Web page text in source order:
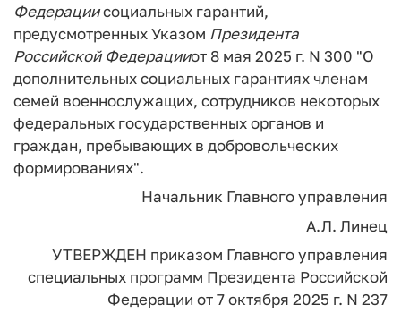
Федерациисоциальных гарантий,
предусмотренных Указом Президента
Российской Федерацииот 8 мая 2025 г. N 300 "О
дополнительных социальных гарантиях членам
семей военнослужащих, сотрудников некоторых
федеральных государственных органов и
граждан, пребывающих в добровольческих
формированиях".
Начальник Главного управления
А.Л. Линец
УТВЕРЖДЕН приказом Главного управления
специальных программ Президента Российской
Федерации от 7 октября 2025 г. N 237